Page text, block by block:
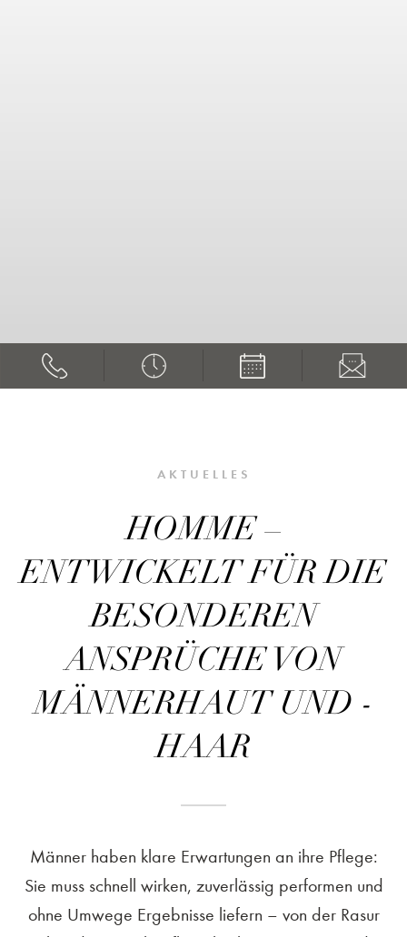
AKTUELLES
HOMME –
ENTWICKELT FÜR DIE
BESONDEREN
ANSPRÜCHE VON
MÄNNERHAUT UND -
HAAR
Männer haben klare Erwartungen an ihre Pflege:
Sie muss schnell wirken, zuverlässig performen und
ohne Umwege Ergebnisse liefern – von der Rasur